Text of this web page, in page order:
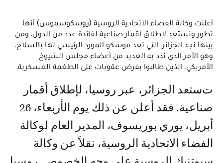
أعلنت وكالة الفضاء الاتحادية الروسية (روسكوسموس) أنها
تطور وتستعد لإطلاق أقمار صناعية لفائدة عدد من الدول. ومن
بينها نجد الجزائر، التي تعد موسكو المورد الرئيسي لها بالسلاح،
وهو الأمر الذي ندد به العديد من أعضاء مجلس الشيوخ
الأمريكي، الذين طالبوا بفرض عقوبات على الطغمة العسكرية.
تستعد الجزائر، عبر روسيا، لإطلاق أقمار
صناعية. فقد أعلن عن ذلك يوم الأربعاء، 26
أبريل، يوري بوريسوف، المدير العام لوكالة
الفضاء الاتحادية الروسية، نقلاً عن وكالة